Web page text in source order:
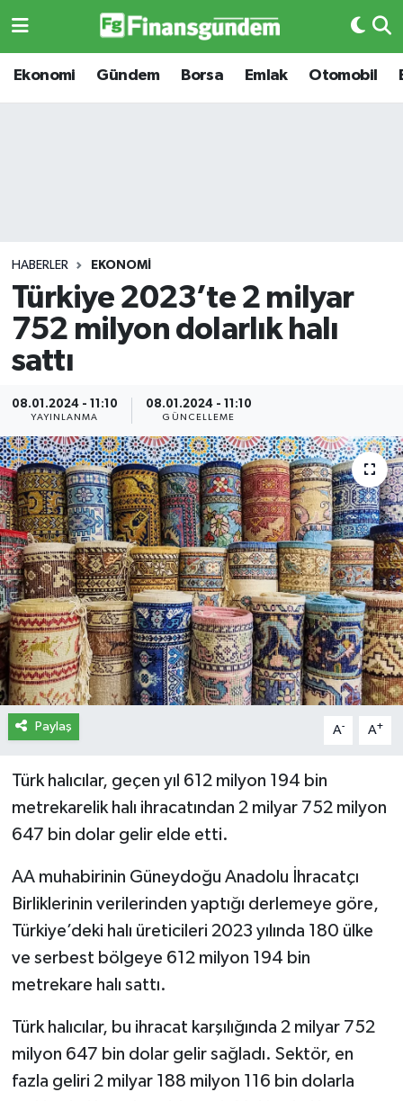
Ekonomi Gündem Borsa Emlak Otomobil
HABERLER EKONOMI
Türkiye 2023’te 2 milyar
752 milyon dolarlık halı
sattı
08.01.2024 - 11:10
YAYINLANMA
08.01.2024 - 11:10
GÜNCELLEME
Paylaş A- A+
Türk halıcılar, geçen yıl 612 milyon 194 bin
metrekarelik halı ihracatından 2 milyar 752 milyon
647 bin dolar gelir elde etti.
AA muhabirinin Güneydoğu Anadolu İhracatçı
Birliklerinin verilerinden yaptığı derlemeye göre,
Türkiye’deki halı üreticileri 2023 yılında 180 ülke
ve serbest bölgeye 612 milyon 194 bin
metrekare halı sattı.
Türk halıcılar, bu ihracat karşılığında 2 milyar 752
milyon 647 bin dolar gelir sağladı. Sektör, en
fazla geliri 2 milyar 188 milyon 116 bin dolarla
Ekonomi
Otomobil
Gizlilik Sözleşmesi
İletişim
Künye
Yasal Uyarı
Ekonomi
Emtia
BITCOIN